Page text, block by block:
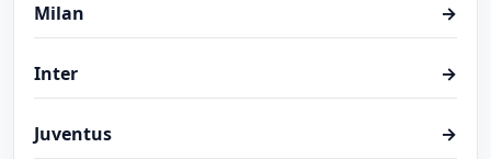
Milan →
Inter →
Juventus →